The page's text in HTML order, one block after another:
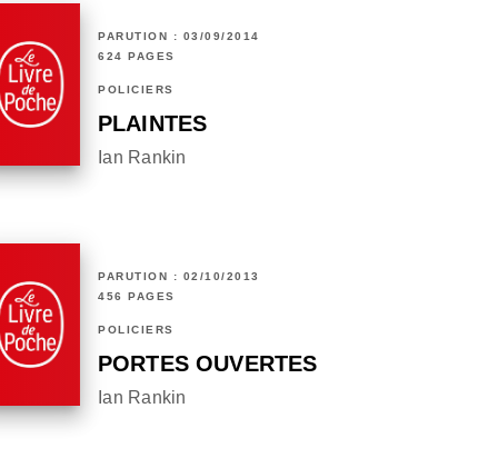
PARUTION : 03/09/2014
624 PAGES
POLICIERS
PLAINTES
Ian Rankin
PARUTION : 02/10/2013
456 PAGES
POLICIERS
PORTES OUVERTES
Ian Rankin